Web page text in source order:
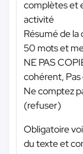
complètes et
activité
Résumé de
50 mots et
NE PAS
cohérent, Pas
Ne comptez
(refuser)
Obligatoire
du texte et